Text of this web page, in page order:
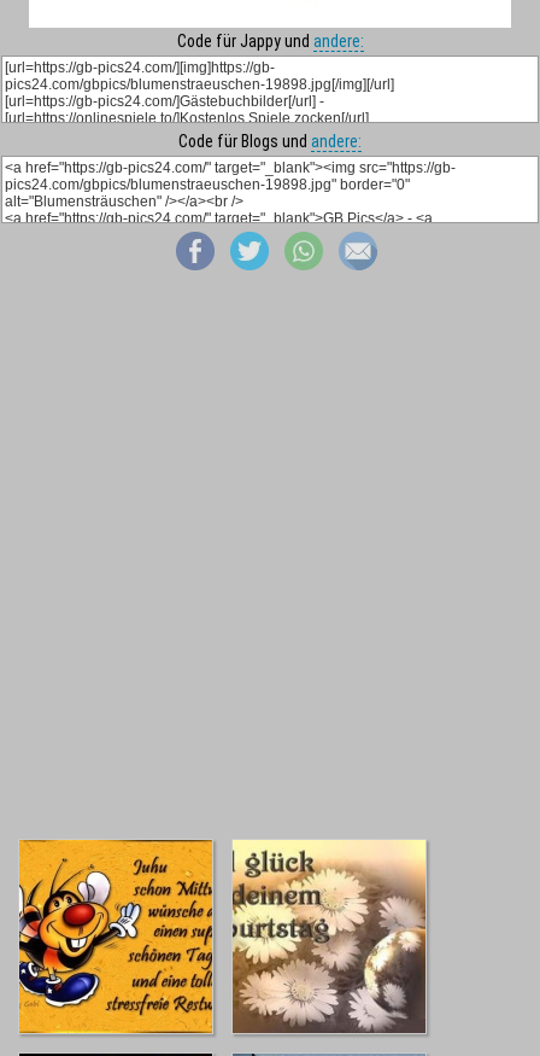
Code für Jappy und andere:
Code für Blogs und andere: